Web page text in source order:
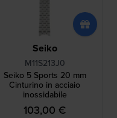
Seiko
M11S213J0
Seiko 5 Sports 20 mm
Cinturino in acciaio
inossidabile
103,00 €